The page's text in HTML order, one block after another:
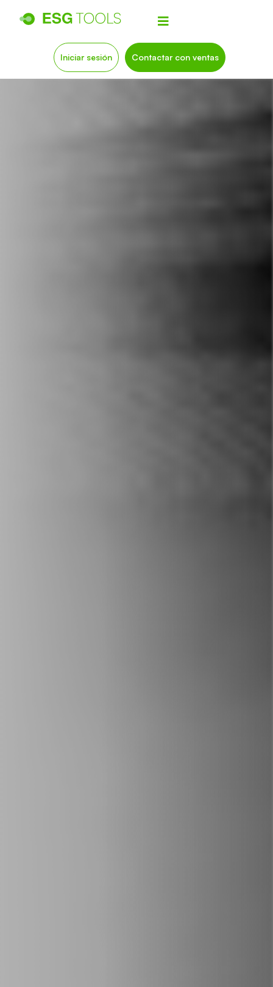
Iniciar sesión Contactar con ventas